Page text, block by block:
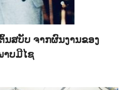
ນສບັບ ຈາກຜົນງານຂອງ
າບມີໄຊ